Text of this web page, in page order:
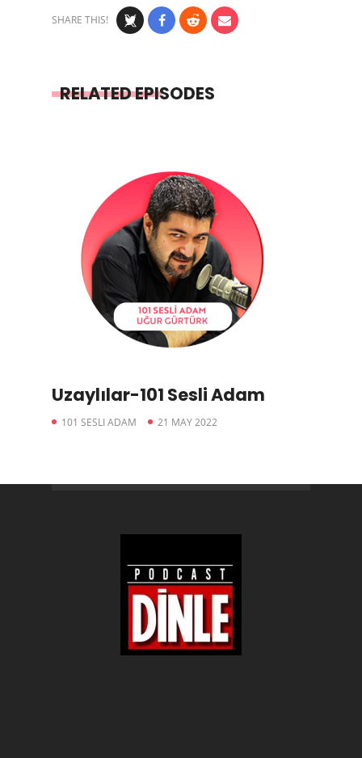
SHARE THIS!
RELATED EPISODES
Uzaylılar-101 Sesli Adam
101 SESLI ADAM 21 MAY 2022